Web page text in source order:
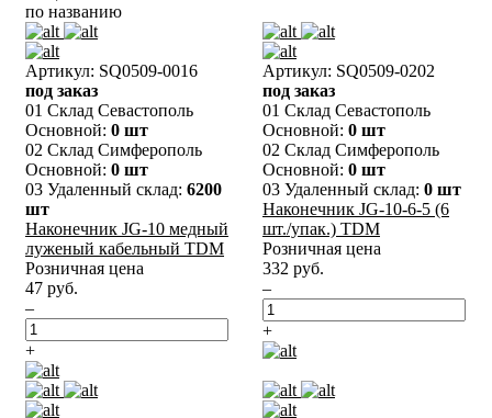
по названию
Артикул: SQ0509-0016
под заказ
01 Склад Севастополь
Основной: 0 шт
02 Склад Симферополь
Основной: 0 шт
03 Удаленный склад: 6200
шт
Наконечник JG-10 медный
луженый кабельный TDM
Розничная цена
47 руб.
–
+
Артикул: SQ0509-0202
под заказ
01 Склад Севастополь
Основной: 0 шт
02 Склад Симферополь
Основной: 0 шт
03 Удаленный склад: 0 шт
Наконечник JG-10-6-5 (6
шт./упак.) TDM
Розничная цена
332 руб.
–
+